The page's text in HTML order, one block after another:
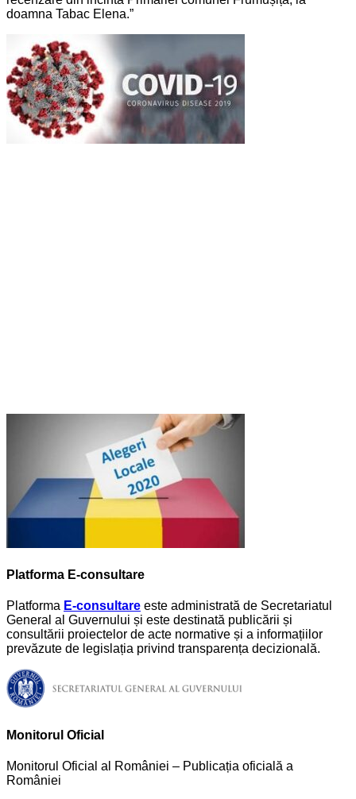
doamna Tabac Elena.”
Platforma E-consultare
Platforma E-consultare este administrată de Secretariatul
General al Guvernului și este destinată publicării și
consultării proiectelor de acte normative și a informațiilor
prevăzute de legislația privind transparența decizională.
Monitorul Oficial
Monitorul Oficial al României – Publicația oficială a
României